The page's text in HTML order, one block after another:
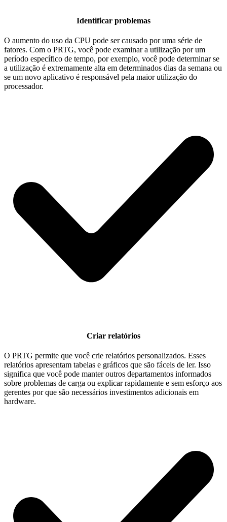
Identificar problemas
O aumento do uso da CPU pode ser causado por uma série de
fatores. Com o PRTG, você pode examinar a utilização por um
período específico de tempo, por exemplo, você pode determinar se
a utilização é extremamente alta em determinados dias da semana ou
se um novo aplicativo é responsável pela maior utilização do
processador.
Criar relatórios
O PRTG permite que você crie relatórios personalizados. Esses
relatórios apresentam tabelas e gráficos que são fáceis de ler. Isso
significa que você pode manter outros departamentos informados
sobre problemas de carga ou explicar rapidamente e sem esforço aos
gerentes por que são necessários investimentos adicionais em
hardware.